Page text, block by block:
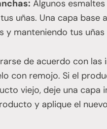
Algunos
uñas. Una capa
y manteniendo tus
de acuerdo con
con remojo. Si el
viejo, deje una capa
y aplique el